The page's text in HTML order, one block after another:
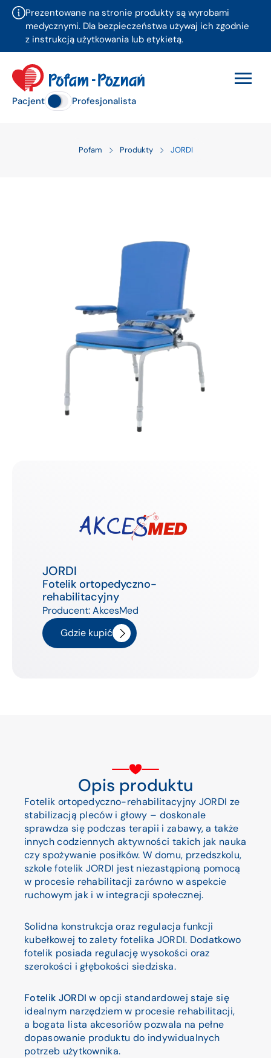
Prezentowane na stronie produkty są wyrobami
medycznymi. Dla bezpieczeństwa używaj ich zgodnie
z instrukcją użytkowania lub etykietą.
Pacjent Profesjonalista
Pofam Produkty JORDI
JORDI
Fotelik ortopedyczno-
rehabilitacyjny
Producent:AkcesMed
Gdzie kupić
Opis produktu
Fotelik ortopedyczno-rehabilitacyjny JORDI ze
stabilizacją pleców i głowy – doskonale
sprawdza się podczas terapii i zabawy, a także
innych codziennych aktywności takich jak nauka
czy spożywanie posiłków. W domu, przedszkolu,
szkole fotelik JORDI jest niezastąpioną pomocą
w procesie rehabilitacji zarówno w aspekcie
ruchowym jak i w integracji społecznej.
Solidna konstrukcja oraz regulacja funkcji
kubełkowej to zalety fotelika JORDI. Dodatkowo
fotelik posiada regulację wysokości oraz
szerokości i głębokości siedziska.
Fotelik JORDIw opcji standardowej staje się
idealnym narzędziem w procesie rehabilitacji,
a bogata lista akcesoriów pozwala na pełne
dopasowanie produktu do indywidualnych
potrzeb użytkownika.